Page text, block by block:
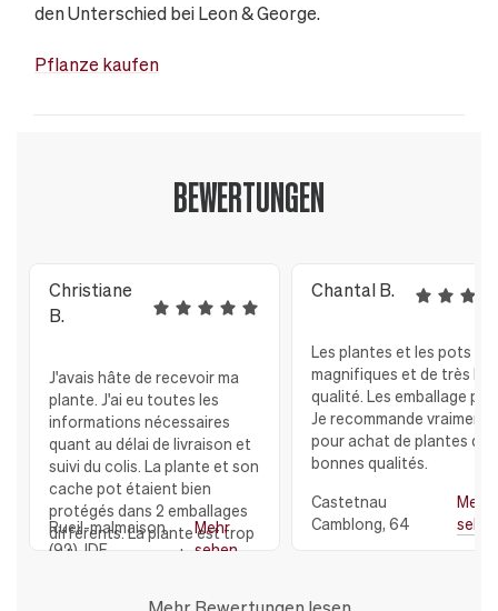
den Unterschied bei Leon & George.
Pflanze kaufen
BEWERTUNGEN
Christiane
B.
J'avais hâte de recevoir ma
plante. J'ai eu toutes les
informations nécessaires
quant au délai de livraison et
suivi du colis. La plante et son
cache pot étaient bien
protégés dans 2 emballages
différents. La plante est trop
belle avec son cache pot en
toute l'équipe de LEON et
Rueil-malmaison
(92), IDF
Mehr
sehen
Chantal B.
Les plantes et les pots
magnifiques et de très
qualité. Les emballage
Je recommande vraiment
pour achat de plantes de
bonnes qualités.
Castetnau
Camblong, 64
Mehr
Mehr Bewertungen lesen